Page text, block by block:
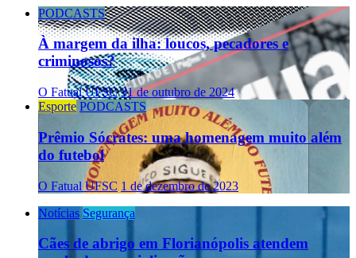
PODCASTS
À margem da ilha: loucos, pecadores e
criminosos?
O Fatual UFSC 31 de outubro de 2024
Esporte PODCASTS
Prêmio Sócrates: uma homenagem muito além
do futebol
O Fatual UFSC 1 de dezembro de 2023
Notícias Segurança
Cães de abrigo em Florianópolis atendem